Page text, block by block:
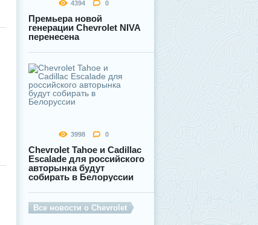
4394 0
Премьера новой
генерации Chevrolet NIVA
перенесена
3998 0
Chevrolet Tahoe и Cadillac
Escalade для российского
авторынка будут
собирать в Белоруссии
Все новости о Chevrolet